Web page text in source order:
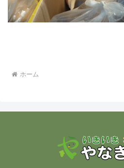
ホーム